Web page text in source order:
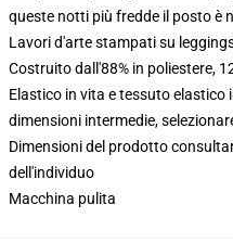
queste notti più fredde il posto è
Lavori d'arte stampati su
Costruito dall'88% in poliestere,
Elastico in vita e tessuto
dimensioni intermedie,
Dimensioni del prodotto
dell'individuo
Macchina pulita